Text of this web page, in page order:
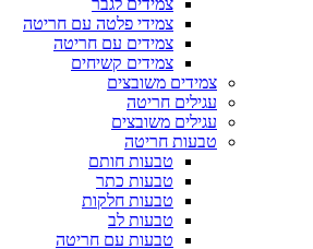
צמידי פלטה עם חריטה
צמידים עם חריטה
צמידים קשיחים
צמידים משובצים
עגילים חריטה
עגילים משובצים
טבעות חריטה
טבעות חותם
טבעות כתר
טבעות חלקות
טבעות לב
טבעות עם חריטה